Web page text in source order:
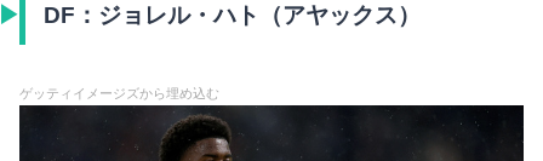
DF：ジョレル・ハト（アヤックス）
ゲッティイメージズから埋め込む